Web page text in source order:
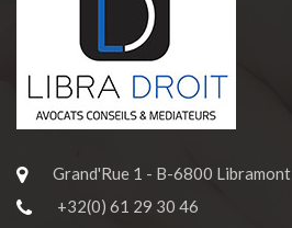
Grand'Rue 1 - B-6800 Libramont
+32(0) 61 29 30 46